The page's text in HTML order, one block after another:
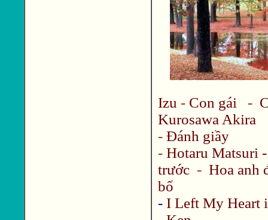
Izu - Con gái -
Kurosawa Akira
- Đánh giầy
- Hotaru Matsuri
trước - Hoa anh
bố
- I Left My Heart